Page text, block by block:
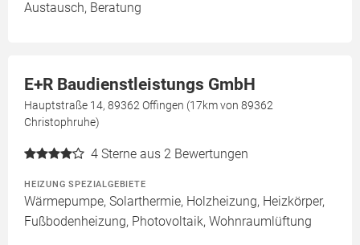
Austausch, Beratung
E+R Baudienstleistungs GmbH
Hauptstraße 14, 89362 Offingen (17km von 89362
Christophruhe)
4 Sterne aus 2 Bewertungen
HEIZUNG SPEZIALGEBIETE
Wärmepumpe, Solarthermie, Holzheizung, Heizkörper,
Fußbodenheizung, Photovoltaik, Wohnraumlüftung